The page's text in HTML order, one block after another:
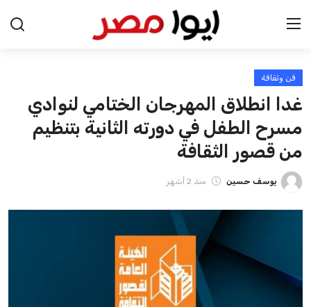
الرئيسية
اخبار مصر
عرب وعالم
اقتصاد
فن وثقافة
غدا انطلاق المهرجان الختامي لنوادي
مسرح الطفل في دورته الثانية بتنظيم
من قصور الثقافة
يوسف حسين منذ 2 أشهر